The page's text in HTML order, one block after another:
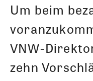
Um beim
VNW-
zehn